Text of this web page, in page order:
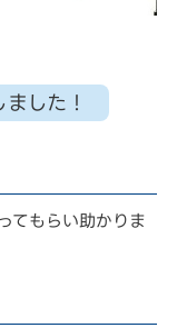
した！
てもらい助かりま